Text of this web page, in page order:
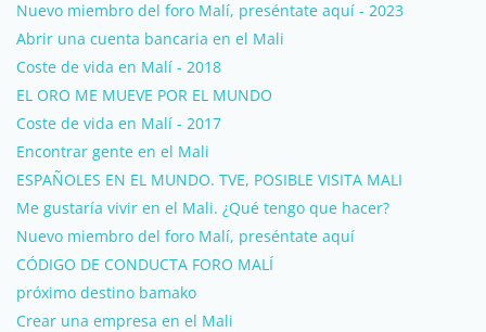
Nuevo miembro del foro Malí, preséntate aquí - 2023
Abrir una cuenta bancaria en el Mali
Coste de vida en Malí - 2018
EL ORO ME MUEVE POR EL MUNDO
Coste de vida en Malí - 2017
Encontrar gente en el Mali
ESPAÑOLES EN EL MUNDO. TVE, POSIBLE VISITA MALI
Me gustaría vivir en el Mali. ¿Qué tengo que hacer?
Nuevo miembro del foro Malí, preséntate aquí
CÓDIGO DE CONDUCTA FORO MALÍ
próximo destino bamako
Crear una empresa en el Mali